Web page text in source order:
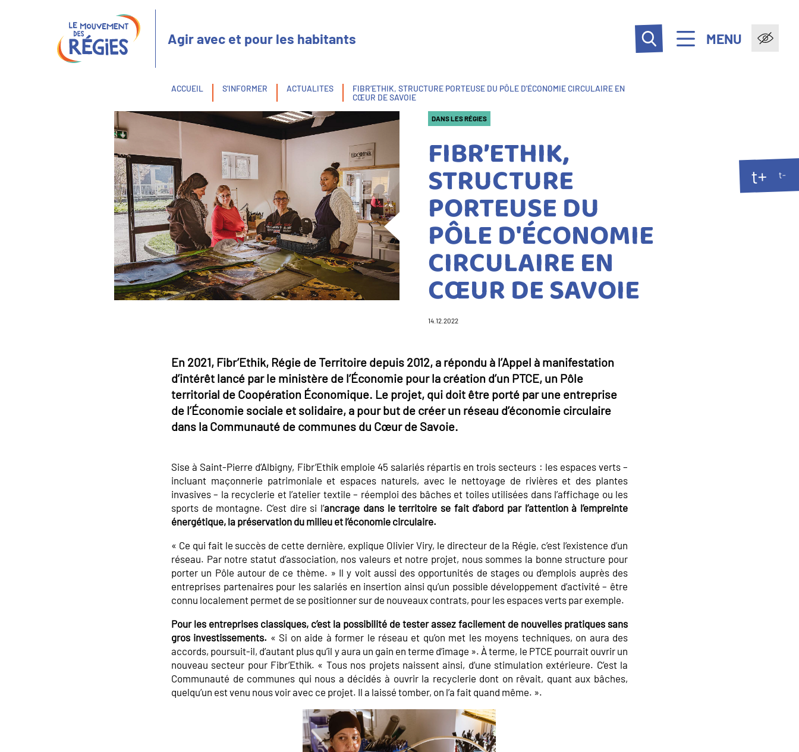
Agir avec et pour les habitants MENU
Fil
ACCUEIL S'INFORMER ACTUALITES
FIBR’ETHIK, STRUCTURE PORTEUSE DU PÔLE D'ÉCONOMIE CIRCULAIRE EN
CŒUR DE SAVOIE
DANS LES RÉGIES
FIBR’ETHIK,
STRUCTURE
PORTEUSE DU
PÔLE D'ÉCONOMIE
CIRCULAIRE EN
CŒUR DE SAVOIE
14.12.2022
En 2021, Fibr’Ethik, Régie de Territoire depuis 2012, a répondu à l’Appel à manifestation
d’intérêt lancé par le ministère de l’Économie pour la création d’un PTCE, un Pôle
territorial de Coopération Économique. Le projet, qui doit être porté par une entreprise
de l’Économie sociale et solidaire, a pour but de créer un réseau d’économie circulaire
dans la Communauté de communes du Cœur de Savoie.
Sise à Saint-Pierre d’Albigny, Fibr’Ethik emploie 45 salariés répartis en trois secteurs : les espaces verts –
incluant maçonnerie patrimoniale et espaces naturels, avec le nettoyage de rivières et des plantes
invasives – la recyclerie et l’atelier textile – réemploi des bâches et toiles utilisées dans l’affichage ou les
sports de montagne. C’est dire si l’ancrage dans le territoire se fait d’abord par l’attention à l’empreinte
énergétique, la préservation du milieu et l’économie circulaire.
« Ce qui fait le succès de cette dernière, explique Olivier Viry, le directeur de la Régie, c’est l’existence d’un
réseau. Par notre statut d’association, nos valeurs et notre projet, nous sommes la bonne structure pour
porter un Pôle autour de ce thème. » Il y voit aussi des opportunités de stages ou d’emplois auprès des
entreprises partenaires pour les salariés en insertion ainsi qu’un possible développement d’activité – être
connu localement permet de se positionner sur de nouveaux contrats, pour les espaces verts par exemple.
Pour les entreprises classiques, c’est la possibilité de tester assez facilement de nouvelles pratiques sans
gros investissements. « Si on aide à former le réseau et qu’on met les moyens techniques, on aura des
accords, poursuit-il, d’autant plus qu’il y aura un gain en terme d’image ». À terme, le PTCE pourrait ouvrir un
nouveau secteur pour Fibr’Ethik. « Tous nos projets naissent ainsi, d’une stimulation extérieure. C’est la
Communauté de communes qui nous a décidés à ouvrir la recyclerie dont on rêvait, quant aux bâches,
quelqu’un est venu nous voir avec ce projet. Il a laissé tomber, on l’a fait quand même. ».
t+ t-